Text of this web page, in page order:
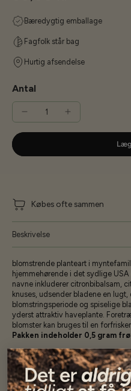
Bæredygtig emballage
Fagfolk står bag
Hurtig afsendelse
Antal
Købes ofte sammen
Beskrivelse
blomstrende planteart i
hjemmehørende i det sydlige
navne inkluderer citronbibalsam,
knuses, udsender bladene en
blomstringsperiode og spiselige
yderst attraktiv haveplante.
blomster kan bruges til en
Pakken indeholder 0,5 gram frø
Specifikationer